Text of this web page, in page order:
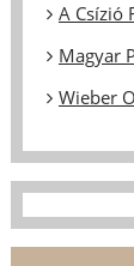
A Csízió
Magyar
Wieber